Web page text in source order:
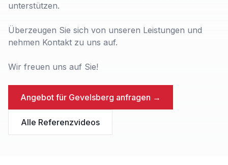
unterstützen.
Überzeugen Sie sich von unseren Leistungen und
nehmen Kontakt zu uns auf.
Wir freuen uns auf Sie!
Angebot für Gevelsberg anfragen →
Alle Referenzvideos